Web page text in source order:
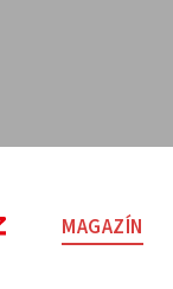
MAGAZÍN